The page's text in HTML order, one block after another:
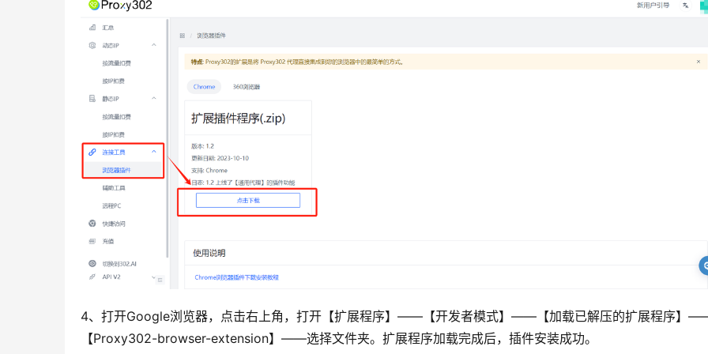
4、打开Google浏览器，点击右上角，打开【扩展程序】——【开发者模式】——【加载已解压的扩展程序】
【Proxy302-browser-extension】——选择文件夹。扩展程序加载完成后，插件安装成功。